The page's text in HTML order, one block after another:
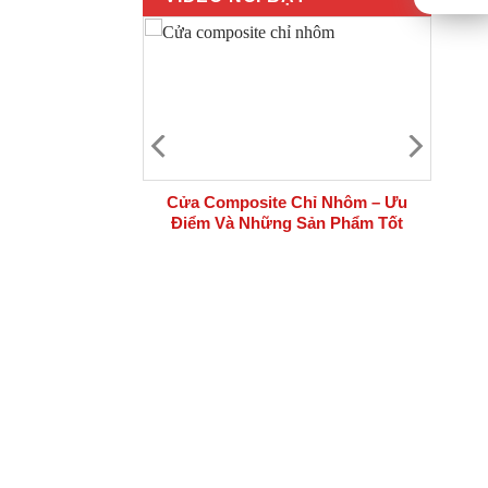
Cửa Composite Chỉ Nhôm – Ưu
Điểm Và Những Sản Phẩm Tốt